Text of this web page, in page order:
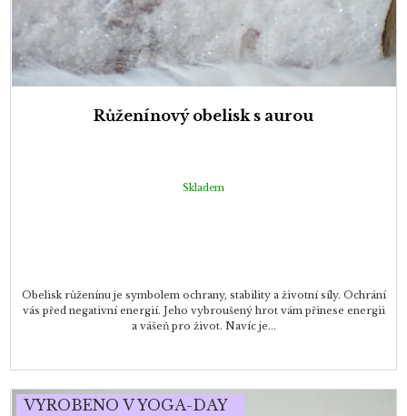
Růženínový obelisk s aurou
Skladem
Obelisk růženínu je symbolem ochrany, stability a životní síly. Ochrání
vás před negativní energií. Jeho vybroušený hrot vám přinese energii
a vášeň pro život. Navíc je...
VYROBENO V YOGA-DAY